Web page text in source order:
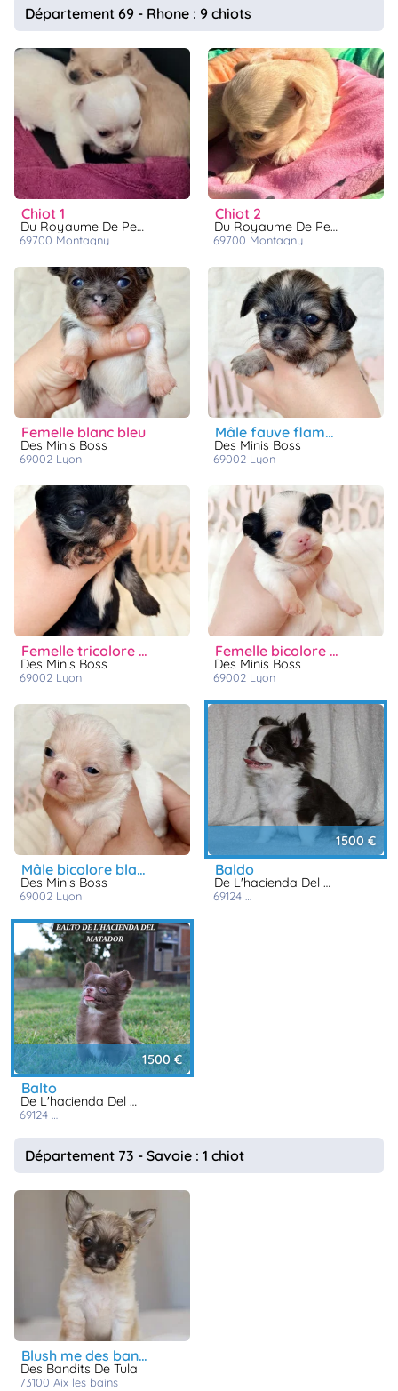
Département 69 - Rhone : 9 chiots
chiot 1
Du Royaume De Perla
69700 montagny
chiot 2
Du Royaume De Perla
69700 montagny
femelle blanc bleu
Des Minis Boss
69002 lyon
mâle fauve flamme blanche sur la tête
Des Minis Boss
69002 lyon
femelle tricolore noir feu blanc
Des Minis Boss
69002 lyon
femelle bicolore blanc noir
Des Minis Boss
69002 lyon
mâle bicolore blanc bleu
Des Minis Boss
69002 lyon
1500 €
baldo
De L'hacienda Del Matador
69124
1500 €
balto
De L'hacienda Del Matador
69124
Département 73 - Savoie : 1 chiot
blush me des bandits de tula
Des Bandits De Tula
73100 aix les bains